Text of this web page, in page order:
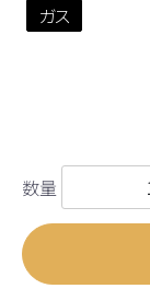
ガス
数量